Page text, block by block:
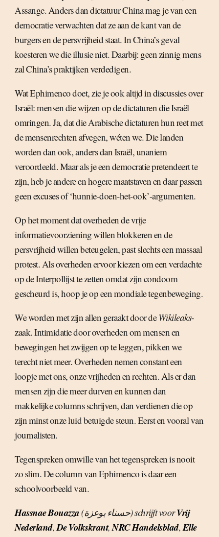
Assange. Anders dan dictatuur China mag je van een
democratie verwachten dat ze aan de kant van de
burgers en de persvrijheid staat. In China’s geval
koesteren we die illusie niet. Daarbij: geen zinnig mens
zal China’s praktijken verdedigen.
Wat Ephimenco doet, zie je ook altijd in discussies over
Israël: mensen die wijzen op de dictaturen die Israël
omringen. Ja, dat die Arabische dictaturen hun reet met
de mensenrechten afvegen, wéten we. Die landen
worden dan ook, anders dan Israël, unaniem
veroordeeld. Maar als je een democratie pretendeert te
zijn, heb je andere en hogere maatstaven en daar passen
geen excuses of ‘hunnie-doen-het-ook’-argumenten.
Op het moment dat overheden de vrije
informatievoorziening willen blokkeren en de
persvrijheid willen beteugelen, past slechts een massaal
protest. Als overheden ervoor kiezen om een verdachte
op de Interpollijst te zetten omdat zijn condoom
gescheurd is, hoop je op een mondiale tegenbeweging.
We worden met zijn allen geraakt door deWikileaks-
zaak. Intimidatie door overheden om mensen en
bewegingen het zwijgen op te leggen, pikken we
terecht niet meer. Overheden nemen constant een
loopje met ons, onze vrijheden en rechten. Als er dan
mensen zijn die meer durven en kunnen dan
makkelijke columns schrijven, dan verdienen die op
zijn minst onze luid betuigde steun. Eerst en vooral van
journalisten.
Tegenspreken omwille van het tegenspreken is nooit
zo slim. De column van Ephimenco is daar een
schoolvoorbeeld van.
Hassnae Bouazza (حسناء بوعزة) schrijft voorVrij
Nederland,De Volkskrant,NRC Handelsblad,Elle